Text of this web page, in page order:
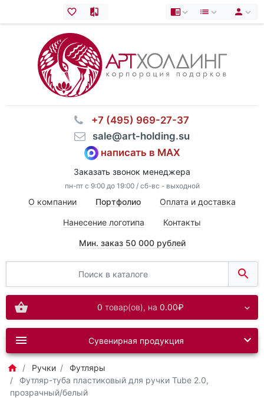
⠀+7 (495) 969-27-37
⠀sale@art-holding.su
написать в MAX
Заказать звонок менеджера
пн-пт с 9:00 до 19:00 / сб-вс - выходной
О компании Портфолио Оплата и доставка
Нанесение логотипа Контакты
Мин. заказ 50 000 рублей
0 товар(ов), на 0.00₽
Сувенирная продукция
Ручки
Футляры
Футляр-туба пластиковый для ручки Tube 2.0,
прозрачный/белый